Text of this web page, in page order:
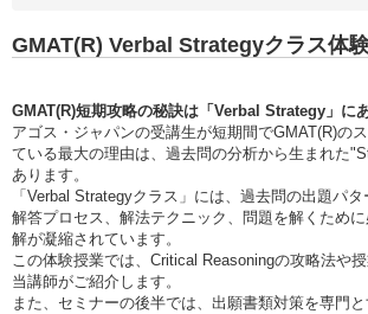
GMAT(R) Verbal Strategyクラス体
GMAT(R)短期攻略の秘訣は「Verbal Strategy」に
アゴス・ジャパンの受講生が短期間でGMAT(R)の
ている最大の理由は、過去問の分析から生まれた
あります。
「Verbal Strategyクラス」には、過去問の出題パ
解答プロセス、解法テクニック、問題を解くため
解が凝縮されています。
この体験授業では、Critical Reasoningの攻略法や
当講師がご紹介します。
また、セミナーの後半では、出願書類対策を専門